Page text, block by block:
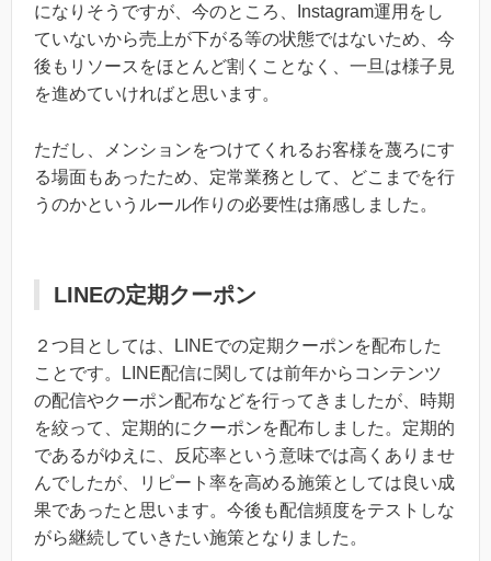
になりそうですが、今のところ、Instagram運用をし
ていないから売上が下がる等の状態ではないため、今
後もリソースをほとんど割くことなく、一旦は様子見
を進めていければと思います。
ただし、メンションをつけてくれるお客様を蔑ろにす
る場面もあったため、定常業務として、どこまでを行
うのかというルール作りの必要性は痛感しました。
LINEの定期クーポン
２つ目としては、LINEでの定期クーポンを配布した
ことです。LINE配信に関しては前年からコンテンツ
の配信やクーポン配布などを行ってきましたが、時期
を絞って、定期的にクーポンを配布しました。定期的
であるがゆえに、反応率という意味では高くありませ
んでしたが、リピート率を高める施策としては良い成
果であったと思います。今後も配信頻度をテストしな
がら継続していきたい施策となりました。